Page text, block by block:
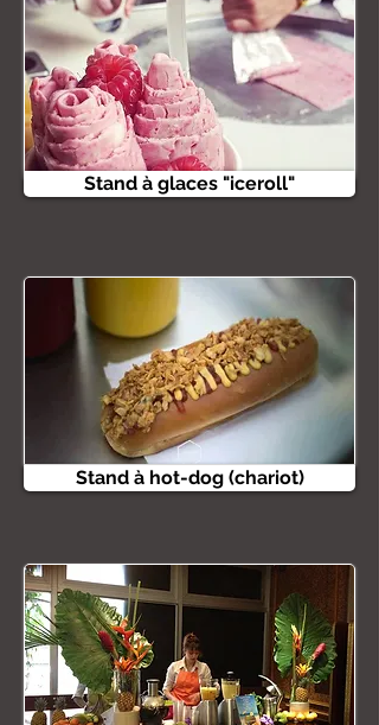
Stand à glaces "iceroll"
Stand à hot-dog (chariot)